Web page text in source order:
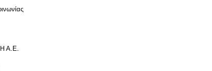
Α.Ε.